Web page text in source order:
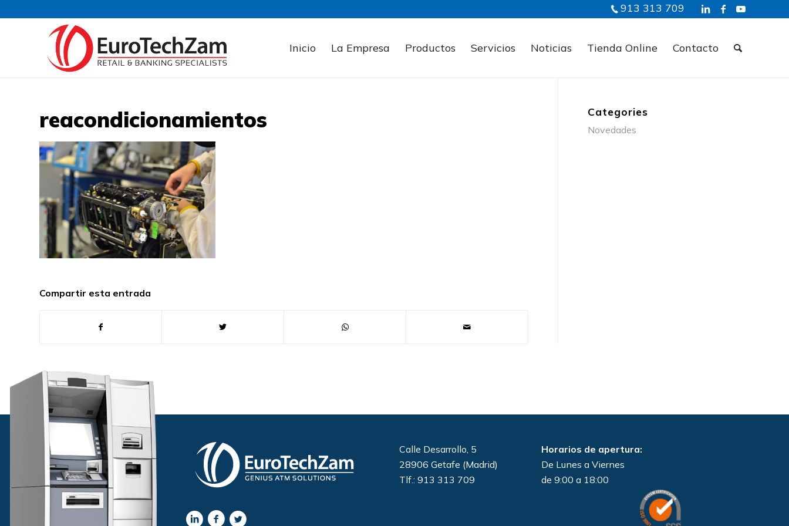
913 313 709
Inicio La Empresa Productos Servicios Noticias Tienda Online Contacto
reacondicionamientos
Compartir esta entrada
Categories
Novedades
Calle Desarrollo, 5
28906 Getafe (Madrid)
Tlf.: 913 313 709
Horarios de apertura:
De Lunes a Viernes
de 9:00 a 18:00